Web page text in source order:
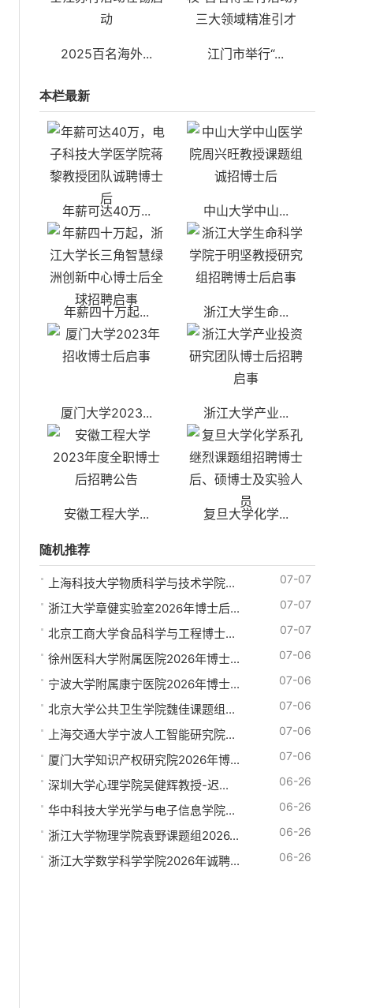
2025百名海外... 江门市举行“...
本栏最新
年薪可达40万... 中山大学中山...
年薪四十万起... 浙江大学生命...
厦门大学2023... 浙江大学产业...
安徽工程大学... 复旦大学化学...
随机推荐
07-07
上海科技大学物质科学与技术学院...
07-07
浙江大学章健实验室2026年博士后...
07-07
北京工商大学食品科学与工程博士...
07-06
徐州医科大学附属医院2026年博士...
07-06
宁波大学附属康宁医院2026年博士...
07-06
北京大学公共卫生学院魏佳课题组...
07-06
上海交通大学宁波人工智能研究院...
07-06
厦门大学知识产权研究院2026年博...
06-26
深圳大学心理学院吴健辉教授-迟...
06-26
华中科技大学光学与电子信息学院...
06-26
浙江大学物理学院袁野课题组2026...
06-26
浙江大学数学科学学院2026年诚聘...